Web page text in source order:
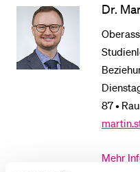
Dr.
87 •
Mehr